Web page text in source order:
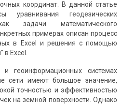
координат. В данной статье
уравнивания геодезических
задачи математического
примерах описан процесс
в Excel и решения с помощью
Excel.
геоинформационных системах
сети имеют большое значение,
точностью и эффективностью
на земной поверхности. Однако